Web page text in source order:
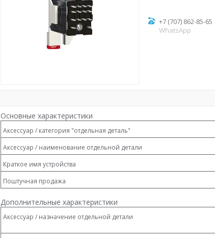
+7 (707) 862-85-65
WhatsApp
Основные характеристики
Аксессуар / категория "отдельная деталь"
Аксессуар / наименование отдельной детали
Краткое имя устройства
Поштучная продажа
Дополнительные характеристики
Аксессуар / назначение отдельной детали